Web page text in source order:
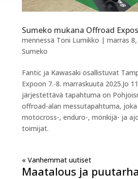
Sumeko mukana Offroad
mennessä Toni Lumikko | marras
Sumeko
Fantic ja Kawasaki osallistuvat
Expoon 7.-8. marraskuuta 2025.Jo
järjestettävä tapahtuma on
offroad-alan messutapahtuma,
motocross-, enduro-, mönkijä- ja
toimijat.
« Vanhemmat merkinnät
Maatalous ja